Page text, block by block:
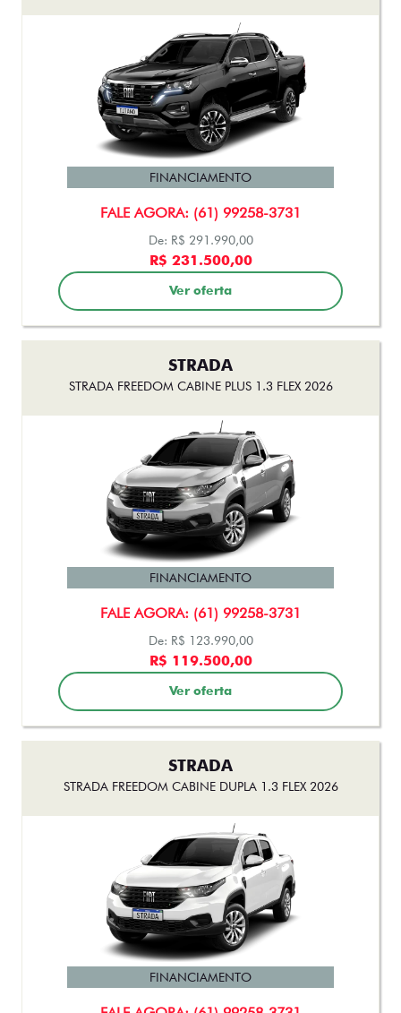
FALE AGORA: (61) 99258-3731
FINANCIAMENTO
De: R$ 291.990,00
R$ 231.500,00
Ver oferta
STRADA
STRADA FREEDOM CABINE PLUS 1.3 FLEX 2026
FALE AGORA: (61) 99258-3731
FINANCIAMENTO
De: R$ 123.990,00
R$ 119.500,00
Ver oferta
STRADA
STRADA FREEDOM CABINE DUPLA 1.3 FLEX 2026
FINANCIAMENTO